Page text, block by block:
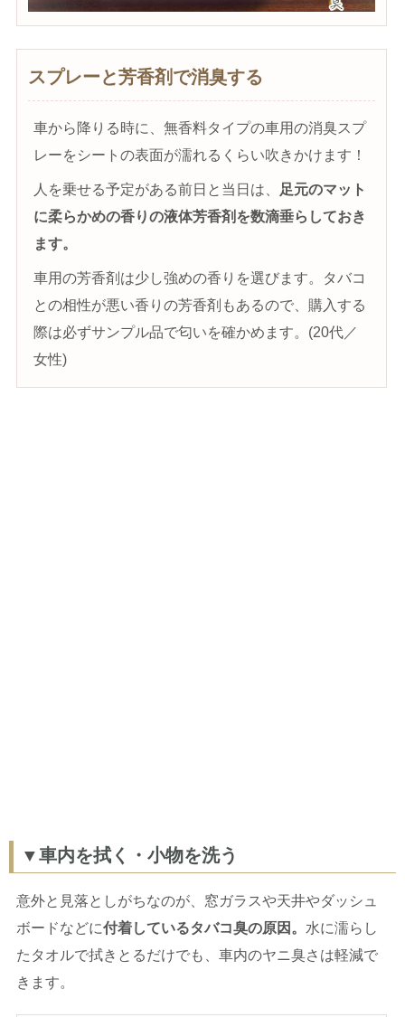
スプレーと芳香剤で消臭する
車から降りる時に、無香料タイプの車用の消臭スプ
レーをシートの表面が濡れるくらい吹きかけます！
人を乗せる予定がある前日と当日は、
足元のマット
に柔らかめの香りの液体芳香剤を数滴垂らしておき
ます。
車用の芳香剤は少し強めの香りを選びます。タバコ
との相性が悪い香りの芳香剤もあるので、購入する
際は必ずサンプル品で匂いを確かめます。(20代／
女性)
▼車内を拭く・小物を洗う
意外と見落としがちなのが、窓ガラスや天井やダッシュ
ボードなどに付着しているタバコ臭の原因。 水に濡らし
たタオルで拭きとるだけでも、車内のヤニ臭さは軽減で
きます。